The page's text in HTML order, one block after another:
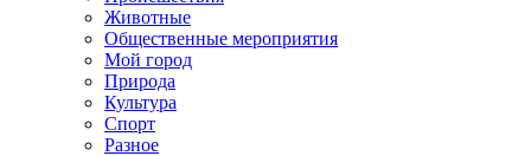
Животные
Общественные мероприятия
Мой город
Природа
Культура
Спорт
Разное